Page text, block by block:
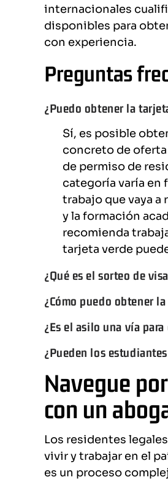
internacionales
disponibles para
con experiencia.
Preguntas
¿Puedo obtener la
Sí, es posible
concreto de
de permiso de
categoría varía en
trabajo que vaya
y la formación
recomienda
tarjeta verde
¿Qué es el sorteo de
¿Cómo puedo obtener
¿Es el asilo una vía
¿Pueden los
Navegue
con un
Los residentes
vivir y trabajar en el
es un proceso